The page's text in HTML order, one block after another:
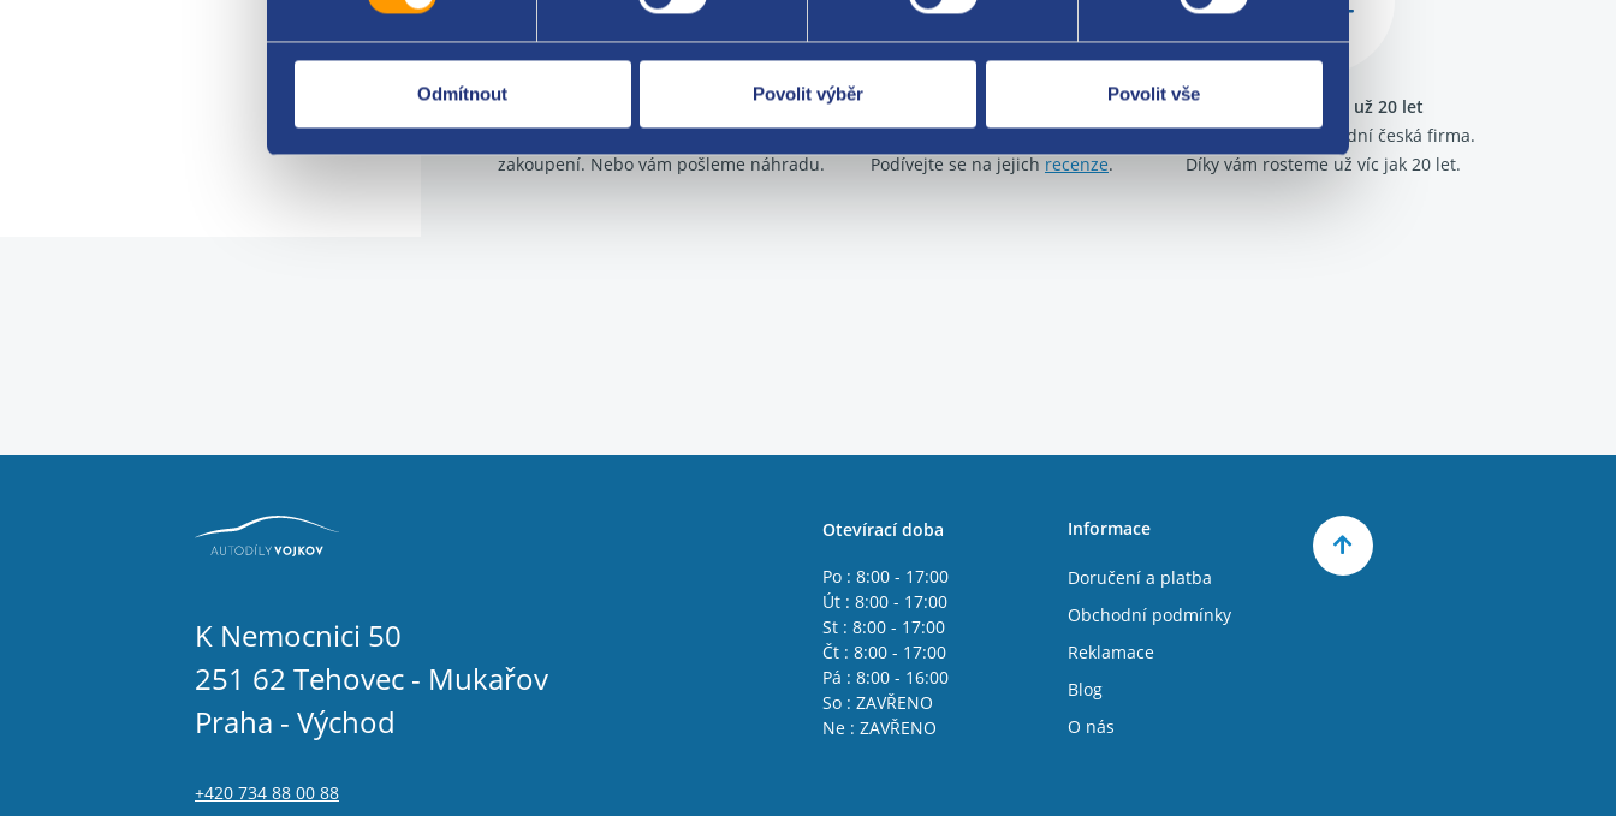
Odmítnout Povolit výběr Povolit vše
Nejste spokojeni? Vyřešíme to!
Zboží můžete vrátit do 60 dnů od
zakoupení. Nebo vám pošleme náhradu.
Máme tisíce spokojených zákazníků.
Podívejte se na jejich recenze.
Jsme tu pro vás už 20 let
Nejsme bazar, ale solidní česká firma.
Díky vám rosteme už víc jak 20 let.
K Nemocnici 50
251 62 Tehovec - Mukařov
Praha - Východ
+420 734 88 00 88
Otevírací doba
Po : 8:00 - 17:00
Út : 8:00 - 17:00
St : 8:00 - 17:00
Čt : 8:00 - 17:00
Pá : 8:00 - 16:00
So : ZAVŘENO
Ne : ZAVŘENO
Informace
Doručení a platba
Obchodní podmínky
Reklamace
Blog
O nás